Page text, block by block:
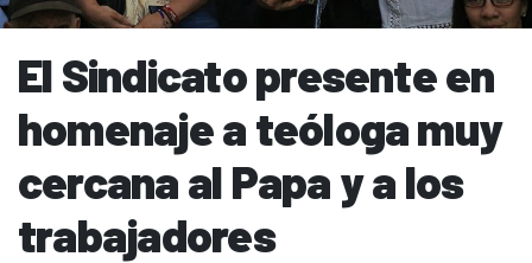
El Sindicato presente en
homenaje a teóloga muy
cercana al Papa y a los
trabajadores